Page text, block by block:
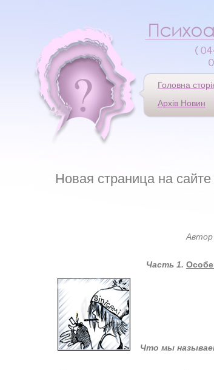
Головна
Архів Новин
Новая страница на
Автор
Часть 1.
Что мы